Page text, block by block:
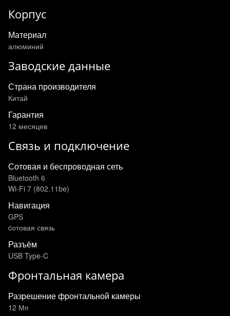
Корпус
Материал
алюминий
Заводские данные
Страна производителя
Китай
Гарантия
12 месяцев
Связь и подключение
Сотовая и беспроводная сеть
Bluetooth 6
Wi‑Fi 7 (802.11be)
Навигация
GPS
cотовая связь
Разъём
USB Type-C
Фронтальная камера
Разрешение фронтальной камеры
12 Мп